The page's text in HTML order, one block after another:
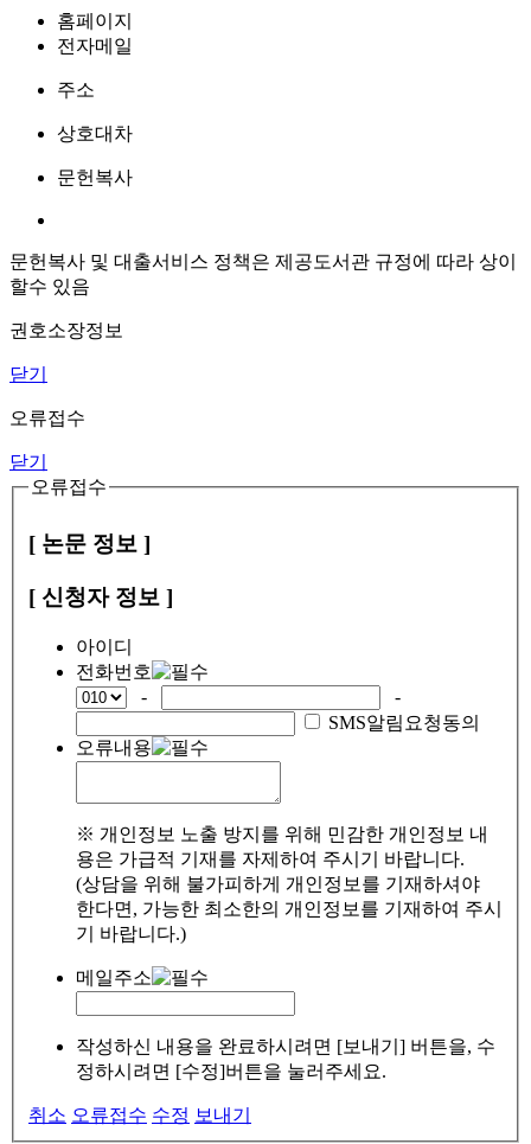
홈페이지
전자메일
주소
상호대차
문헌복사
문헌복사 및 대출서비스 정책은 제공도서관 규정에 따라 상이
할수 있음
권호소장정보
닫기
오류접수
닫기
오류접수
[ 논문 정보 ]
[ 신청자 정보 ]
아이디
전화번호
-
-
SMS알림요청동의
오류내용
※ 개인정보 노출 방지를 위해 민감한 개인정보 내
용은 가급적 기재를 자제하여 주시기 바랍니다.
(상담을 위해 불가피하게 개인정보를 기재하셔야
한다면, 가능한 최소한의 개인정보를 기재하여 주시
기 바랍니다.)
메일주소
작성하신 내용을 완료하시려면 [보내기] 버튼을, 수
정하시려면 [수정]버튼을 눌러주세요.
취소 오류접수 수정 보내기